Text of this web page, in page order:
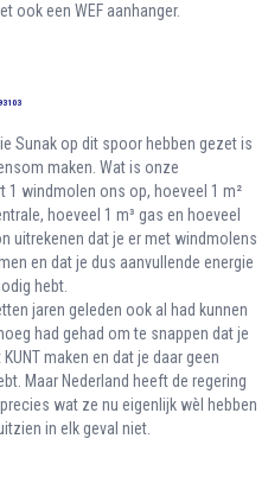
ook een WEF aanhanger.
93103
Sunak op dit spoor hebben gezet is
maken. Wat is onze
1 windmolen ons op, hoeveel 1 m²
hoeveel 1 m³ gas en hoeveel
uitrekenen dat je er met windmolens
en dat je dus aanvullende energie
hebt.
jaren geleden ook al had kunnen
had gehad om te snappen dat je
maken en dat je daar geen
Maar Nederland heeft de regering
wat ze nu eigenlijk wèl hebben
in elk geval niet.